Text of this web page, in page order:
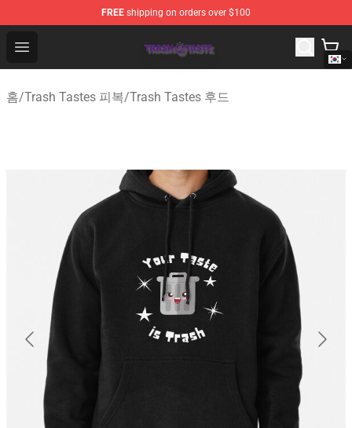
FREE shipping on orders over $100
Open menu
Trash Taste Shop - Official Trash Taste Merchandise
홈/Trash Tastes 피복/Trash Tastes 후드